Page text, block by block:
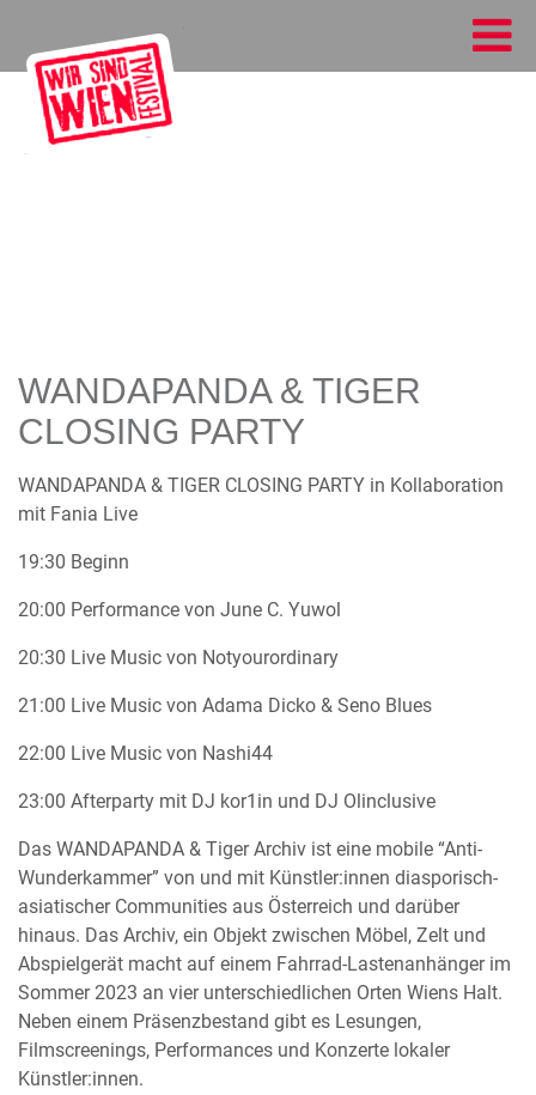
WANDAPANDA & TIGER
CLOSING PARTY
WANDAPANDA & TIGER CLOSING PARTY in Kollaboration
mit Fania Live
19:30 Beginn
20:00 Performance von June C. Yuwol
20:30 Live Music von Notyourordinary
21:00 Live Music von Adama Dicko & Seno Blues
22:00 Live Music von Nashi44
23:00 Afterparty mit DJ kor1in und DJ Olinclusive
Das WANDAPANDA & Tiger Archiv ist eine mobile “Anti-
Wunderkammer” von und mit Künstler:innen diasporisch-
asiatischer Communities aus Österreich und darüber
hinaus. Das Archiv, ein Objekt zwischen Möbel, Zelt und
Abspielgerät macht auf einem Fahrrad-Lastenanhänger im
Sommer 2023 an vier unterschiedlichen Orten Wiens Halt.
Neben einem Präsenzbestand gibt es Lesungen,
Filmscreenings, Performances und Konzerte lokaler
Künstler:innen.